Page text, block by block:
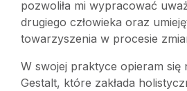
pozwoliła mi wypracować
drugiego człowieka oraz
towarzyszenia w procesie
W swojej praktyce opieram się
Gestalt, które zakłada